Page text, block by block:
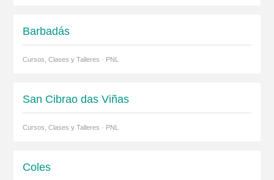
Barbadás
Cursos, Clases y Talleres · PNL
San Cibrao das Viñas
Cursos, Clases y Talleres · PNL
Coles